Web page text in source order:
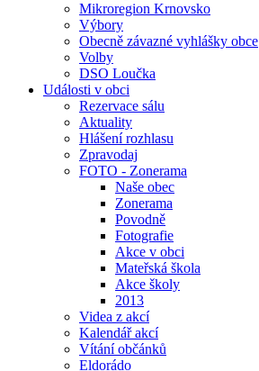
Mikroregion Krnovsko
Výbory
Obecně závazné vyhlášky obce
Volby
DSO Loučka
Události v obci
Rezervace sálu
Aktuality
Hlášení rozhlasu
Zpravodaj
FOTO - Zonerama
Naše obec
Zonerama
Povodně
Fotografie
Akce v obci
Mateřská škola
Akce školy
2013
Videa z akcí
Kalendář akcí
Vítání občánků
Eldorádo